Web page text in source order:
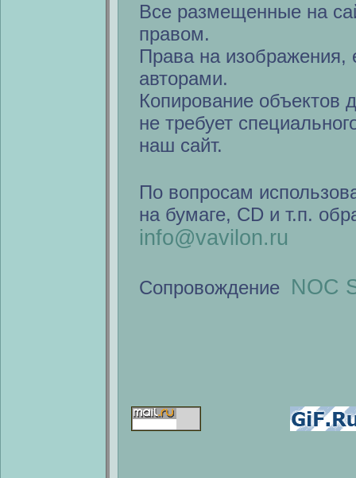
Все размещенные на
правом.
Права на изображения,
авторами.
Копирование объектов
не требует
наш сайт.
По вопросам
на бумаге, CD и т.п.
info@vavilon.ru
Сопровождение NOC